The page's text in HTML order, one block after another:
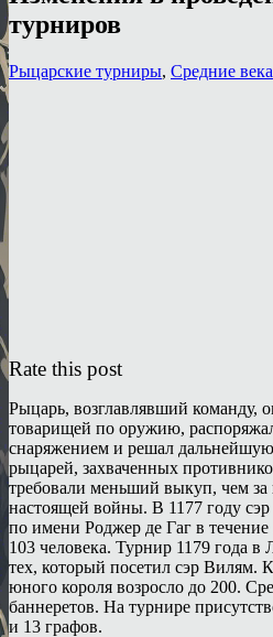
турниров
Рыцарские турниры, Средние века
Rate this post
Рыцарь, возглавлявший команду,
товарищей по оружию,
снаряжением и решал дальнейшую
рыцарей, захваченных
требовали меньший выкуп, чем
настоящей войны. В 1177 году
по имени Роджер де Гаг в течение
103 человека. Турнир 1179 года
тех, который посетил сэр Вилям.
юного короля возросло до 200.
баннеретов. На турнире
и 13 графов.